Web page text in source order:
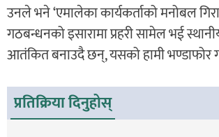
उनले भने ‘एमालेका कार्यकर्ताको मनोबल
गठबन्धनको इसारामा प्रहरी सामेल भई
आतंकित बनाउदै छन्, यसको हामी भण्डाफोर
प्रतिक्रिया दिनुहोस्